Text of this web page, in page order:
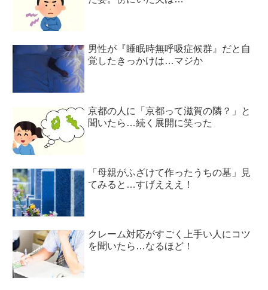
男性が『睡眠時無呼吸症候群』だと自
覚したきっかけは…マジか
京都の人に「京都って滋賀の隣？」と
聞いたら…続く展開に笑った
「母親がふざけて作ったうちの墓」見
てみると…すげえええ！
クレーム対応がすごく上手い人にコツ
を聞いたら…なるほど！